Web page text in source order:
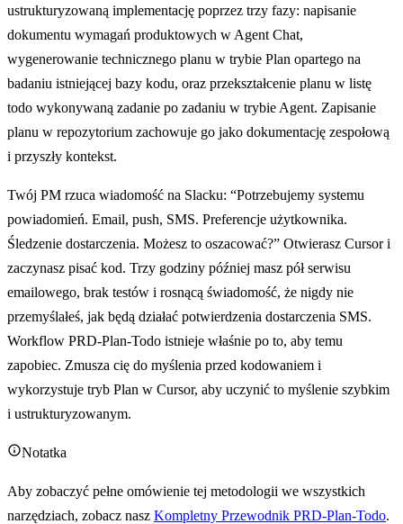
ustrukturyzowaną implementację poprzez trzy fazy: napisanie
dokumentu wymagań produktowych w Agent Chat,
wygenerowanie technicznego planu w trybie Plan opartego na
badaniu istniejącej bazy kodu, oraz przekształcenie planu w listę
todo wykonywaną zadanie po zadaniu w trybie Agent. Zapisanie
planu w repozytorium zachowuje go jako dokumentację zespołową
i przyszły kontekst.
Twój PM rzuca wiadomość na Slacku: “Potrzebujemy systemu
powiadomień. Email, push, SMS. Preferencje użytkownika.
Śledzenie dostarczenia. Możesz to oszacować?” Otwierasz Cursor i
zaczynasz pisać kod. Trzy godziny później masz pół serwisu
emailowego, brak testów i rosnącą świadomość, że nigdy nie
przemyślałeś, jak będą działać potwierdzenia dostarczenia SMS.
Workflow PRD-Plan-Todo istnieje właśnie po to, aby temu
zapobiec. Zmusza cię do myślenia przed kodowaniem i
wykorzystuje tryb Plan w Cursor, aby uczynić to myślenie szybkim
i ustrukturyzowanym.
Notatka
Aby zobaczyć pełne omówienie tej metodologii we wszystkich
narzędziach, zobacz nasz Kompletny Przewodnik PRD-Plan-Todo.